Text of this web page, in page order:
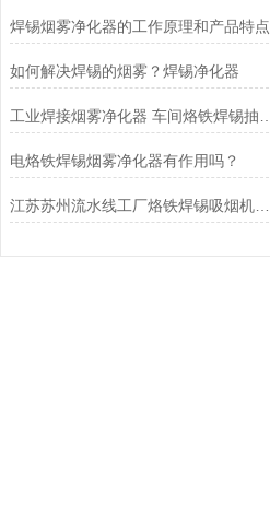
焊锡烟雾净化器的工作原理和产品特点
如何解决焊锡的烟雾？焊锡净化器
电烙铁焊锡烟雾净化器有作用吗？
江苏苏州流水线工厂烙铁焊锡吸烟机净化器